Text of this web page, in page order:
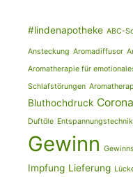
#lindenapotheke ABC-
Ansteckung Aromadiffusor
Aromatherapie für
Schlafstörungen
Bluthochdruck Corona
Duftöle
Gewinn
Impfung Lieferung